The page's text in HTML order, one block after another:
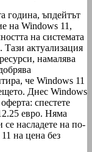
година, ъпдейтът
на Windows 11,
на системата
Тази актуализация
намалява
че Windows 11
Днес Windows
спестете
евро. Няма
се насладете на по-
на цена без